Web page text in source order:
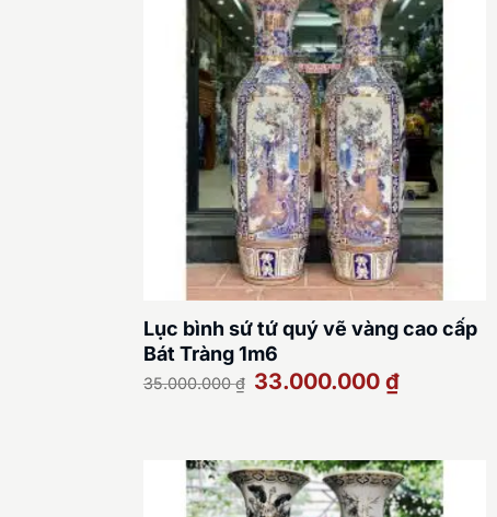
Lục bình sứ tứ quý vẽ vàng cao cấp
Bát Tràng 1m6
35.000.000₫ Giá
gốc
33.000.000₫Giá